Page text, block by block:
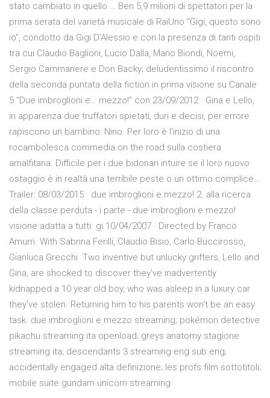
stato cambiato in quello … Ben 5,9 milioni di spettatori per la
prima serata del varietà musicale di RaiUno “Gigi, questo sono
io”, condotto da Gigi D’Alessio e con la presenza di tanti ospiti
tra cui Claudio Baglioni, Lucio Dalla, Mario Biondi, Noemi,
Sergio Cammariere e Don Backy; deludentissimo il riscontro
della seconda puntata della fiction in prima visione su Canale
5 “Due imbroglioni e… mezzo!” con 23/09/2012 · Gina e Lello,
in apparenza due truffatori spietati, duri e decisi, per errore
rapiscono un bambino: Nino. Per loro è l'inizio di una
rocambolesca commedia on the road sulla costiera
amalfitana. Difficile per i due bidonari intuire se il loro nuovo
ostaggio è in realtà una terribile peste o un ottimo complice…
Trailer: 08/03/2015 · due imbroglioni e mezzo! 2. alla ricerca
della classe perduta - i parte - due imbroglioni e mezzo!
visione adatta a tutti. gi 10/04/2007 · Directed by Franco
Amurri. With Sabrina Ferilli, Claudio Bisio, Carlo Buccirosso,
Gianluca Grecchi. Two inventive but unlucky grifters, Lello and
Gina, are shocked to discover they've inadvertently
kidnapped a 10 year old boy, who was asleep in a luxury car
they've stolen. Returning him to his parents won't be an easy
task. due imbroglioni e mezzo streaming; pokémon detective
pikachu streaming ita openload; greys anatomy stagione
streaming ita; descendants 3 streaming eng sub eng;
accidentally engaged alta definizione; les profs film sottotitoli;
mobile suite gundam unicorn streaming